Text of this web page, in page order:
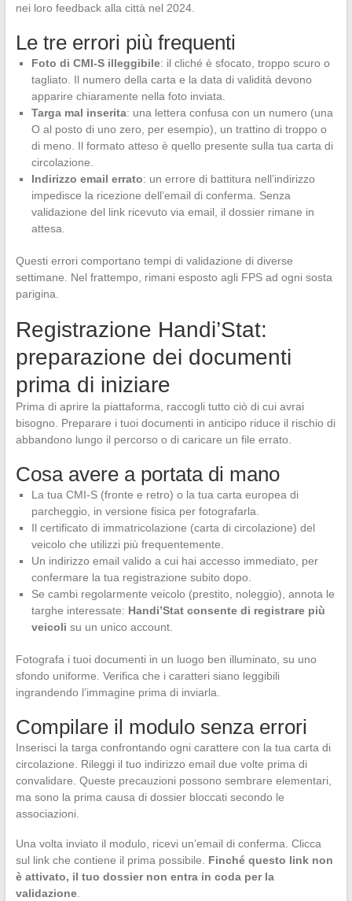
nei loro feedback alla città nel 2024.
Le tre errori più frequenti
Foto di CMI-S illeggibile: il cliché è sfocato, troppo scuro o
tagliato. Il numero della carta e la data di validità devono
apparire chiaramente nella foto inviata.
Targa mal inserita: una lettera confusa con un numero (una
O al posto di uno zero, per esempio), un trattino di troppo o
di meno. Il formato atteso è quello presente sulla tua carta di
circolazione.
Indirizzo email errato: un errore di battitura nell’indirizzo
impedisce la ricezione dell’email di conferma. Senza
validazione del link ricevuto via email, il dossier rimane in
attesa.
Questi errori comportano tempi di validazione di diverse
settimane. Nel frattempo, rimani esposto agli FPS ad ogni sosta
parigina.
Registrazione Handi’Stat:
preparazione dei documenti
prima di iniziare
Prima di aprire la piattaforma, raccogli tutto ciò di cui avrai
bisogno. Preparare i tuoi documenti in anticipo riduce il rischio di
abbandono lungo il percorso o di caricare un file errato.
Cosa avere a portata di mano
La tua CMI-S (fronte e retro) o la tua carta europea di
parcheggio, in versione fisica per fotografarla.
Il certificato di immatricolazione (carta di circolazione) del
veicolo che utilizzi più frequentemente.
Un indirizzo email valido a cui hai accesso immediato, per
confermare la tua registrazione subito dopo.
Se cambi regolarmente veicolo (prestito, noleggio), annota le
targhe interessate: Handi’Stat consente di registrare più
veicoli su un unico account.
Fotografa i tuoi documenti in un luogo ben illuminato, su uno
sfondo uniforme. Verifica che i caratteri siano leggibili
ingrandendo l’immagine prima di inviarla.
Compilare il modulo senza errori
Inserisci la targa confrontando ogni carattere con la tua carta di
circolazione. Rileggi il tuo indirizzo email due volte prima di
convalidare. Queste precauzioni possono sembrare elementari,
ma sono la prima causa di dossier bloccati secondo le
associazioni.
Una volta inviato il modulo, ricevi un’email di conferma. Clicca
sul link che contiene il prima possibile. Finché questo link non
è attivato, il tuo dossier non entra in coda per la
validazione.